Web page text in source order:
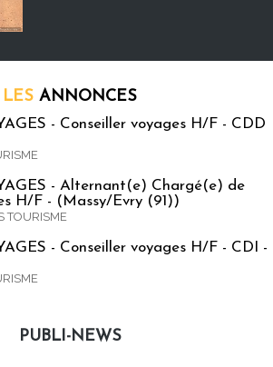
LES ANNONCES
- Conseiller voyages H/F - CDD
- Alternant(e) Chargé(e) de
H/F - (Massy/Evry (91))
TOURISME
- Conseiller voyages H/F - CDI -
PUBLI-NEWS